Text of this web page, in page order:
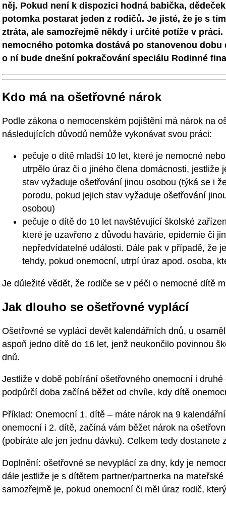
něj. Pokud není k dispozici hodná babička,
potomka postarat jeden z rodičů. Je jisté, že je s
ztráta, ale samozřejmě někdy i určité potíže v
nemocného potomka dostává po stanovenou dobu
o ní bude dnešní pokračování speciálu Rodinné
Kdo má na ošetřovné nárok
Podle zákona o nemocenském pojištění má nárok na
následujících důvodů nemůže vykonávat svou práci:
pečuje o dítě mladší 10 let, které je nemocné nebo
utrpělo úraz či o jiného člena domácnosti, jestliže
stav vyžaduje ošetřování jinou osobou (týká se i
porodu, pokud jejich stav vyžaduje ošetřování
osobou)
pečuje o dítě do 10 let navštěvující školské
které je uzavřeno z důvodu havárie, epidemie či
nepředvídatelné události. Dále pak v případě, že
tehdy, pokud onemocní, utrpí úraz apod. osoba,
Je důležité vědět, že rodiče se v péči o nemocné dítě
Jak dlouho se ošetřovné vyplácí
Ošetřovné se vyplácí devět kalendářních dnů, u
aspoň jedno dítě do 16 let, jenž neukončilo povinnou
dnů.
Jestliže v době pobírání ošetřovného onemocní i
podpůrčí doba začíná běžet od chvíle, kdy dítě
Příklad: Onemocní 1. dítě – máte nárok na 9
onemocní i 2. dítě, začíná vám běžet nárok na
(pobíráte ale jen jednu dávku). Celkem tedy dostanete
Doplnění: ošetřovné se nevyplácí za dny, kdy je
dále jestliže je s dítětem partner/partnerka na
samozřejmě je, pokud onemocní či měl úraz rodič,